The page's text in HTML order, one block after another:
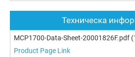
Техническа
MCP1700-Data-Sheet-20001826F.pdf
Product Page Link